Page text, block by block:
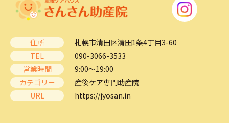
住所
札幌市清田区清田1条4丁目3-60
TEL
090-3066-3533
営業時間
9:00～19:00
カテゴリー
産後ケア専門助産院
URL
https://jyosan.in